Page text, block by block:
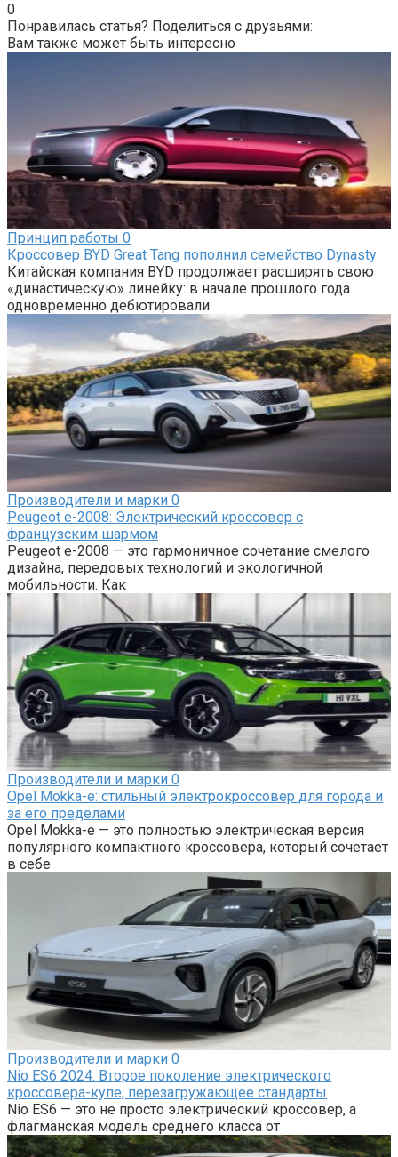
0
Понравилась статья? Поделиться с друзьями:
Вам также может быть интересно
Принцип работы 0
Кроссовер BYD Great Tang пополнил семейство Dynasty
Китайская компания BYD продолжает расширять свою
«династическую» линейку: в начале прошлого года
одновременно дебютировали
Производители и марки 0
Peugeot e-2008: Электрический кроссовер с
французским шармом
Peugeot e-2008 — это гармоничное сочетание смелого
дизайна, передовых технологий и экологичной
мобильности. Как
Производители и марки 0
Opel Mokka-e: cтильный электрокроссовер для города и
за его пределами
Opel Mokka-e — это полностью электрическая версия
популярного компактного кроссовера, который сочетает
в себе
Производители и марки 0
Nio ES6 2024: Второе поколение электрического
кроссовера-купе, перезагружающее стандарты
Nio ES6 — это не просто электрический кроссовер, а
флагманская модель среднего класса от